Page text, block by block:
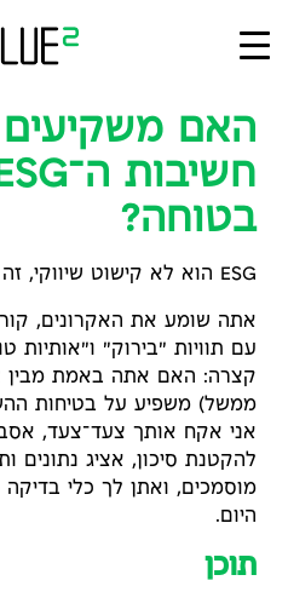
content
האם
בטוחה?
ESG הוא לא קישוט שיווקי, זה מדד של בריאות עסקית
אתה שומע את האקרונים,
עם תוויות "בירוק" ו"אותיות
ממשל) משפיע על בטיחות
להקטנת סיכון, אציג נתונים
מוסמכים, ואתן לך כלי
היום.
תוכן